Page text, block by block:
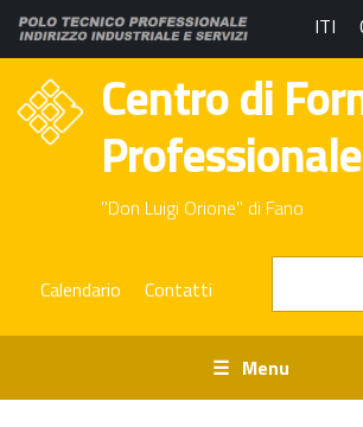
ITI
Centro di
Professionale
"Don Luigi Orione" di Fano
Calendario Contatti
Menu